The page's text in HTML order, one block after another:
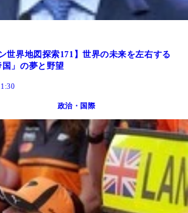
世界地図探索171】世界の未来を左右する
国」の夢と野望
政治・国際